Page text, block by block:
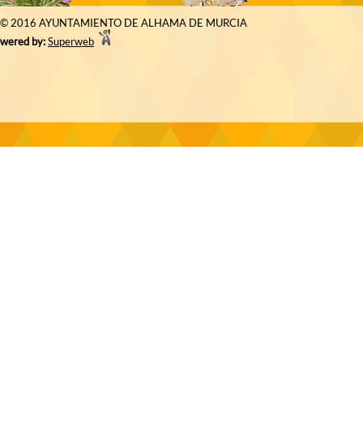
© 2016 AYUNTAMIENTO DE ALHAMA DE MURCIA
by:Superweb